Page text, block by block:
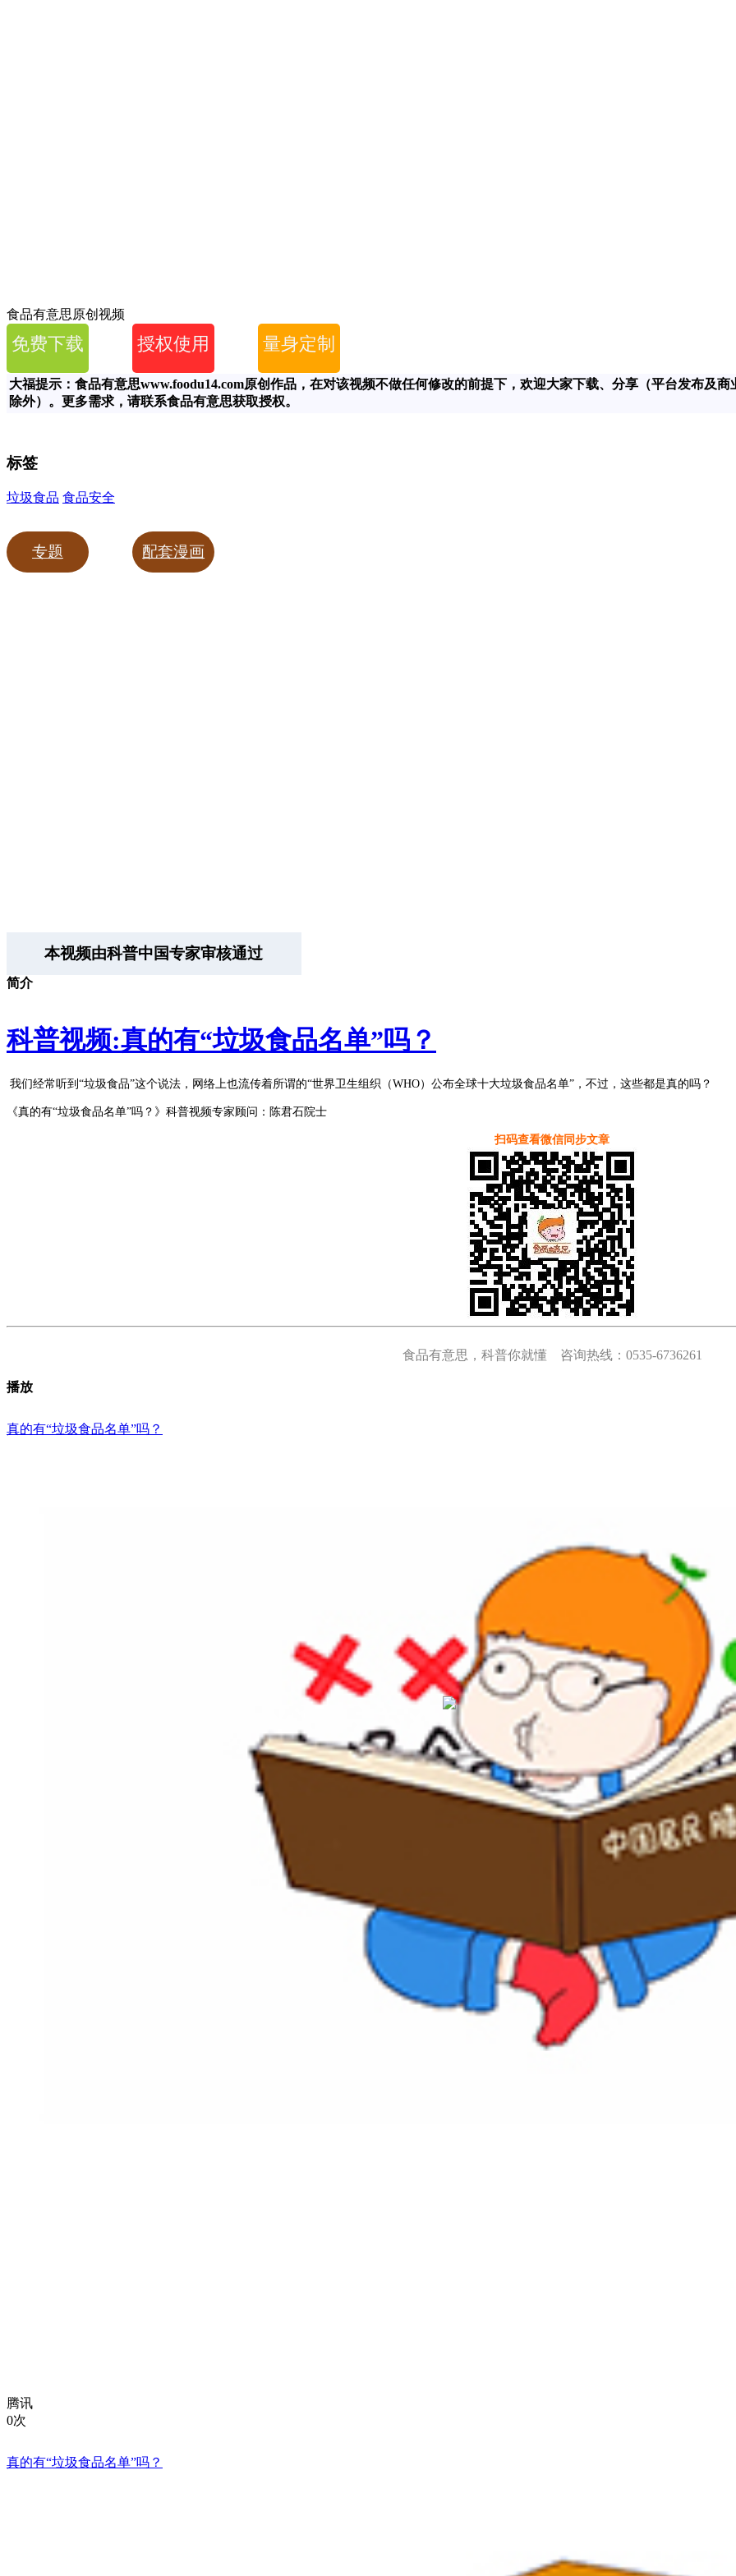
食品有意思原创视频
免费下载 授权使用 量身定制
大福提示：食品有意思www.foodu14.com原创作品，在对该视频不做任何修改的前提下，欢迎大家下载、分享（平台发布及商
除外）。更多需求，请联系食品有意思获取授权。
标签
垃圾食品 食品安全
专题 配套漫画
本视频由科普中国专家审核通过
简介
科普视频:真的有“垃圾食品名单”吗？
我们经常听到“垃圾食品”这个说法，网络上也流传着所谓的“世界卫生组织（WHO）公布全球十大垃圾食品名单”，不过，这些都是真的吗？
《真的有“垃圾食品名单”吗？》科普视频专家顾问：陈君石院士
扫码查看微信同步文章
食品有意思，科普你就懂 咨询热线：0535-6736261
播放
真的有“垃圾食品名单”吗？
腾讯
0次
真的有“垃圾食品名单”吗？